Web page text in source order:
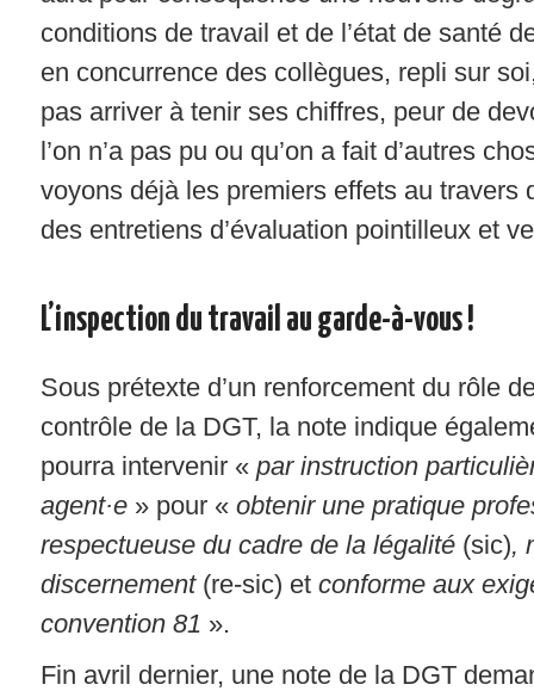
conditions de travail et de l’état de santé
en concurrence des collègues, repli sur
pas arriver à tenir ses chiffres, peur de
l’on n’a pas pu ou qu’on a fait d’autres
voyons déjà les premiers effets au travers
des entretiens d’évaluation pointilleux et
L’inspection du travail au garde-à-vous !
Sous prétexte d’un renforcement du rôle
contrôle de la DGT, la note indique
pourra intervenir « par instruction
agent·e» pour « obtenir une pratique
respectueuse du cadre de la légalité (sic),
discernement(re-sic) et conforme aux
convention 81 ».
Fin avril dernier, une note de la DGT